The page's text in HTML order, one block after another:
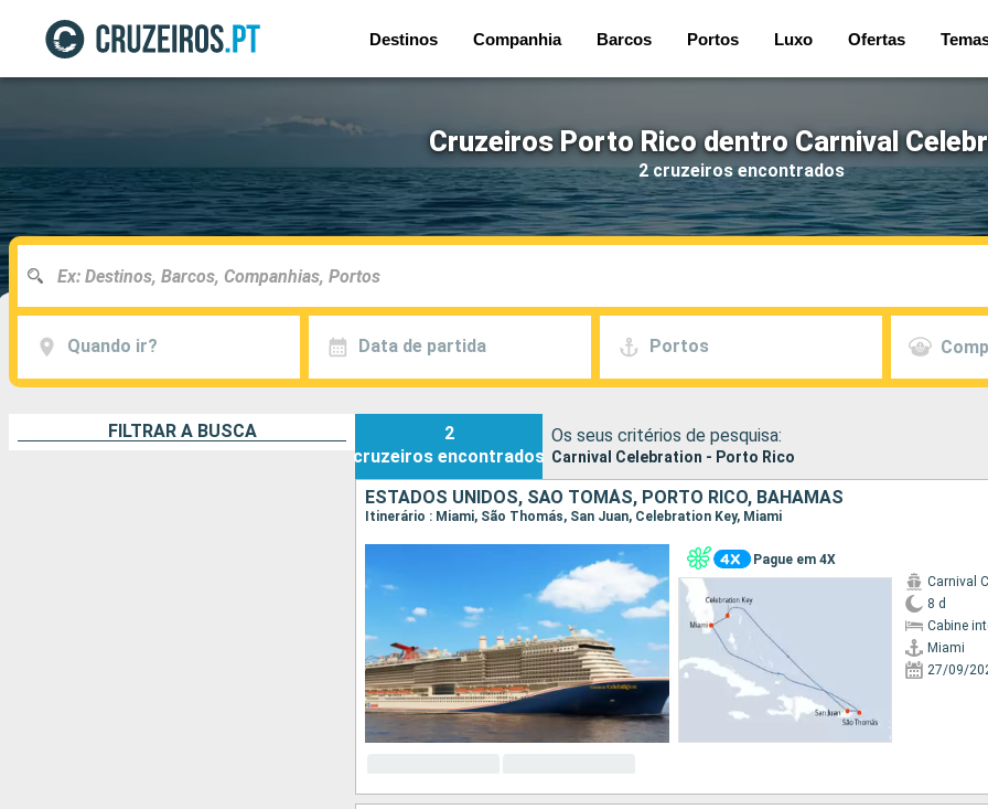
Destinos Companhia Barcos Portos Luxo Ofertas
Cruzeiros Porto Rico dentro Carnival
2 cruzeiros encontrados
Quando ir? Data de partida Portos
FILTRAR A BUSCA
2
cruzeiros encontrados
Os seus critérios de pesquisa:
Carnival Celebration - Porto Rico
ESTADOS UNIDOS, SÃO TOMÁS, PORTO RICO, BAHAMAS
Itinerário : Miami, São Thomás, San Juan, Celebration Key, Miami
Pague em 4X
Carnival
8 d
Cabine
Miami
27/09/